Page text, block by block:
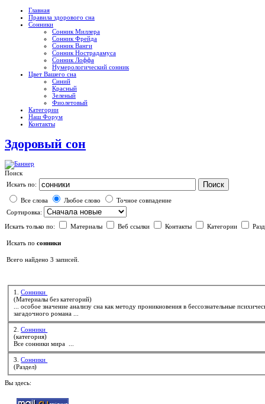
Главная
Правила здорового сна
Сонники
Сонник Миллера
Сонник Фрейда
Сонник Ванги
Сонник Нострадамуса
Сонник Лоффа
Нумерологический сонник
Цвет Вашего сна
Синий
Красный
Зеленый
Фиолетовый
Категории
Наш Форум
Контакты
Здоровый сон
Поиск
Искать по:
Поиск
Все слова Любое слово
Точное совпадение
Сортировка:
Искать только по:
Материалы Веб ссылки Контакты Категории
Искать по сонники
Всего найдено 3 записей.
1.Сонники
(Материалы без категорий)
... особое значение анализу сна как методу проникновения в бессознательные
загадочного романа ...
2.Сонники
(категория)
Всесонники мира ...
3.Сонники
(Раздел)
Вы здесь: